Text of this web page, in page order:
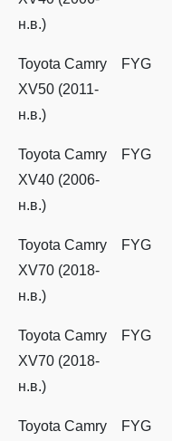
н.в.)
Toyota Camry
XV50 (2011-
н.в.)
FYG
Toyota Camry
XV40 (2006-
н.в.)
FYG
Toyota Camry
XV70 (2018-
н.в.)
FYG
Toyota Camry
XV70 (2018-
н.в.)
FYG
Toyota Camry
FYG